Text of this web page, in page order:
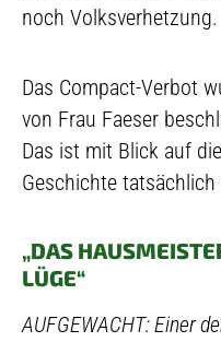
noch Volksverhetzung.
Das Compact-Verbot
von Frau Faeser
Das ist mit Blick auf
Geschichte tatsächlich
„DAS
LÜGE“
AUFGEWACHT: Einer